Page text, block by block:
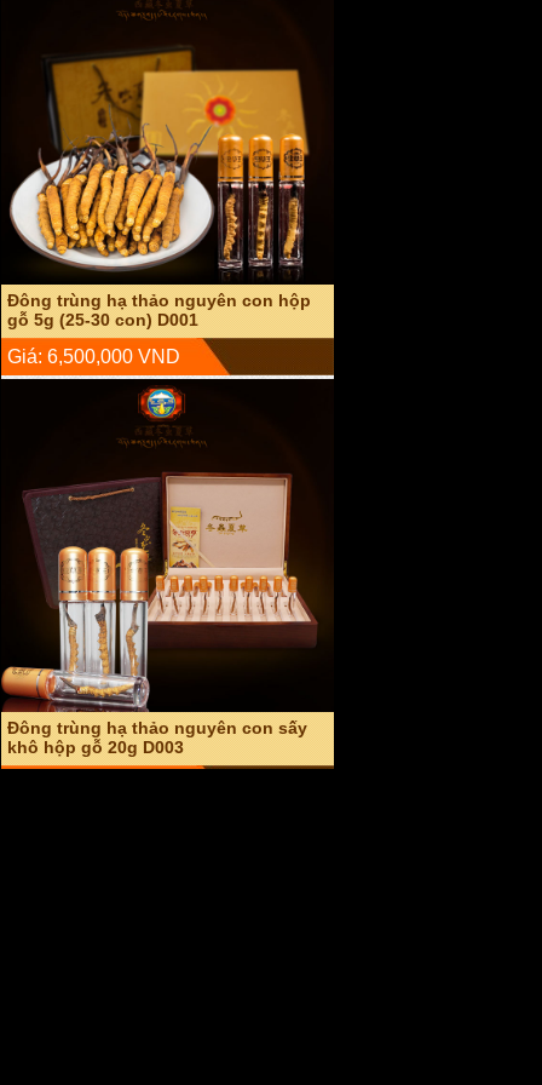
Đông trùng hạ thảo nguyên con sấy
khô hộp gỗ 20g D003
Giá: 22,000,000 VND
An cung ngưu hoàng hoàn hàn quốc